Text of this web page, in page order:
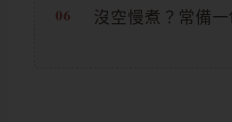
沒空慢煮？常備